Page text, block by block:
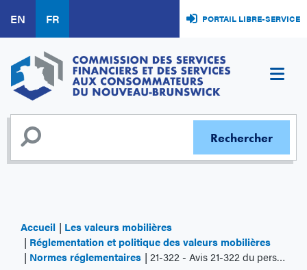
au
contenu
principal
EN FR PORTAIL LIBRE-SERVICE
Accueil
Les valeurs mobilières
Réglementation et politique des valeurs mobilières
Normes réglementaires
21-322 - Avis 21-322 du personnel des ACVM - Applicabilité de la réglementation à l’exploitation de MTF ou d’OTF au Canada